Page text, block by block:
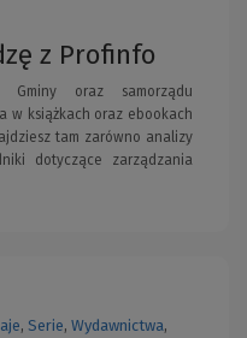
z Profinfo
Gminy oraz samorządu
w książkach oraz ebookach
tam zarówno analizy
dotyczące zarządzania
, Serie, Wydawnictwa,